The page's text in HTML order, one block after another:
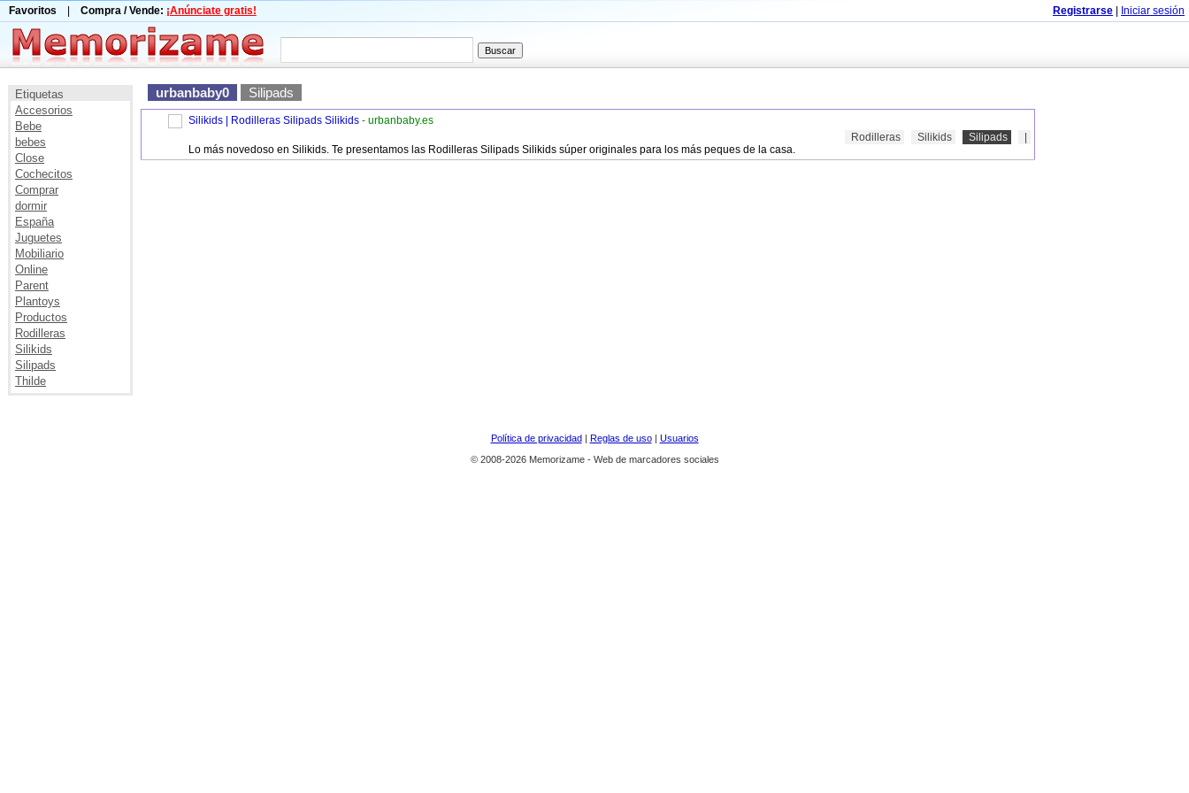
Favoritos Compra / Vende: ¡Anúnciate gratis! Registrarse Iniciar sesión
Etiquetas
Accesorios
Bebe
bebes
Close
Cochecitos
Comprar
dormir
España
Juguetes
Mobiliario
Online
Parent
Plantoys
Productos
Rodilleras
Silikids
Silipads
Thilde
urbanbaby0 Silipads
Silikids | Rodilleras Silipads Silikids - urbanbaby.es
Rodilleras
Silikids Silipads
Lo más novedoso en Silikids. Te presentamos las Rodilleras Silipads Silikids súper originales para los más peques de la casa.
Política de privacidad| Reglas de uso| Usuarios
© 2008-2026 Memorizame - Web de marcadores sociales